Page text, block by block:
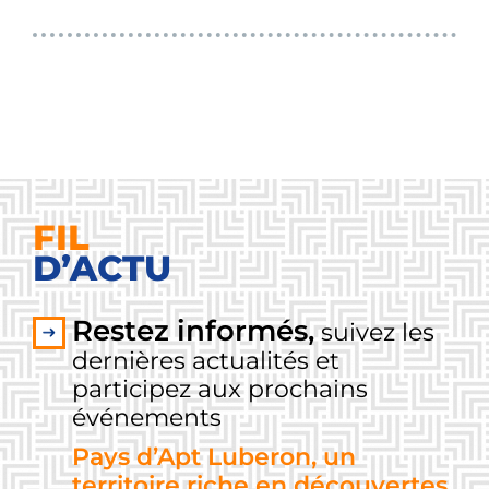
FIL
D’ACTU
Restez informés,suivez les
dernières actualités et
participez aux prochains
événements
Pays d’Apt Luberon, un